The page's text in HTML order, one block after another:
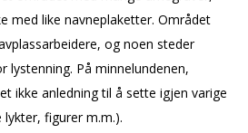
med like navneplaketter. Området
og noen steder
lystenning. På minnelundenen,
ikke anledning til å sette igjen varige
figurer m.m.).